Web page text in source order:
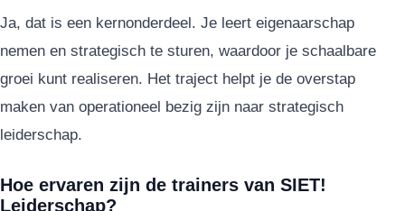
Ja, dat is een kernonderdeel. Je leert eigenaarschap
nemen en strategisch te sturen, waardoor je schaalbare
groei kunt realiseren. Het traject helpt je de overstap
maken van operationeel bezig zijn naar strategisch
leiderschap.
Hoe ervaren zijn de trainers van SIET!
Leiderschap?